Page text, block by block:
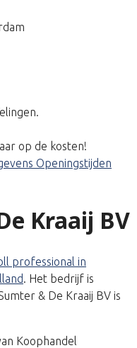
op de kosten!
Openingstijden
Kraaij BV
professional in
. Het bedrijf is
& De Kraaij BV is
Koophandel